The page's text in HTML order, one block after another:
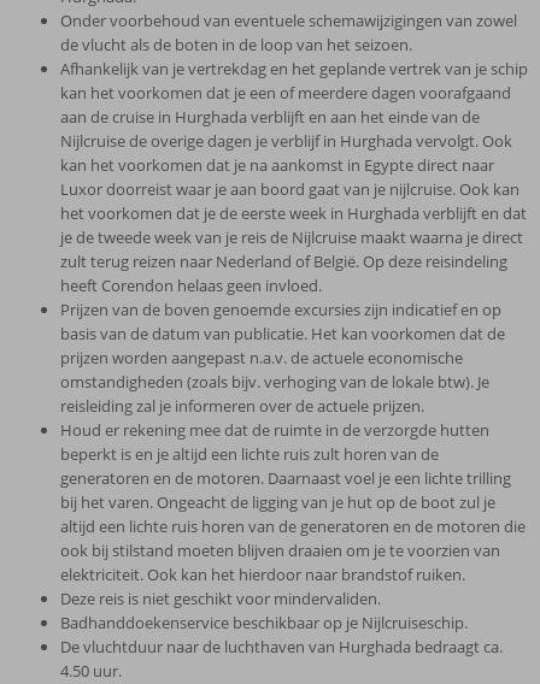
Onder voorbehoud van eventuele schemawijzigingen van zowel
de vlucht als de boten in de loop van het seizoen.
Afhankelijk van je vertrekdag en het geplande vertrek van je schip
kan het voorkomen dat je een of meerdere dagen voorafgaand
aan de cruise in Hurghada verblijft en aan het einde van de
Nijlcruise de overige dagen je verblijf in Hurghada vervolgt. Ook
kan het voorkomen dat je na aankomst in Egypte direct naar
Luxor doorreist waar je aan boord gaat van je nijlcruise. Ook kan
het voorkomen dat je de eerste week in Hurghada verblijft en dat
je de tweede week van je reis de Nijlcruise maakt waarna je direct
zult terug reizen naar Nederland of België. Op deze reisindeling
heeft Corendon helaas geen invloed.
Prijzen van de boven genoemde excursies zijn indicatief en op
basis van de datum van publicatie. Het kan voorkomen dat de
prijzen worden aangepast n.a.v. de actuele economische
omstandigheden (zoals bijv. verhoging van de lokale btw). Je
reisleiding zal je informeren over de actuele prijzen.
Houd er rekening mee dat de ruimte in de verzorgde hutten
beperkt is en je altijd een lichte ruis zult horen van de
generatoren en de motoren. Daarnaast voel je een lichte trilling
bij het varen. Ongeacht de ligging van je hut op de boot zul je
altijd een lichte ruis horen van de generatoren en de motoren die
ook bij stilstand moeten blijven draaien om je te voorzien van
elektriciteit. Ook kan het hierdoor naar brandstof ruiken.
Deze reis is niet geschikt voor mindervaliden.
Badhanddoekenservice beschikbaar op je Nijlcruiseschip.
De vluchtduur naar de luchthaven van Hurghada bedraagt ca.
4.50 uur.